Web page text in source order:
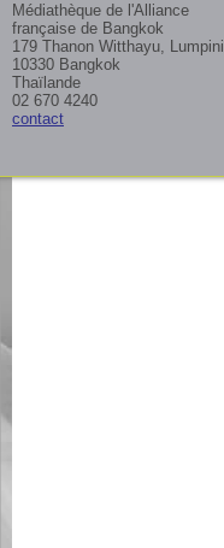
Médiathèque de l'Alliance
française de Bangkok
179 Thanon Witthayu, Lumpini
10330 Bangkok
Thaïlande
02 670 4240
contact